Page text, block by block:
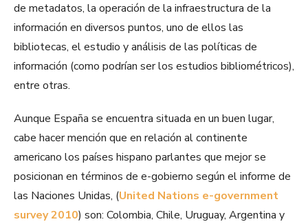
de metadatos, la operación de la infraestructura de la
información en diversos puntos, uno de ellos las
bibliotecas, el estudio y análisis de las políticas de
información (como podrían ser los estudios bibliométricos),
entre otras.
Aunque España se encuentra situada en un buen lugar,
cabe hacer mención que en relación al continente
americano los países hispano parlantes que mejor se
posicionan en términos de e-gobierno según el informe de
las Naciones Unidas, (United Nations e-government
survey 2010) son: Colombia, Chile, Uruguay, Argentina y